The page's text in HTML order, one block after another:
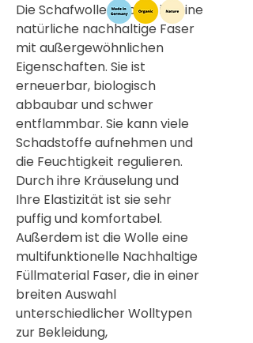
Die Schafwolle (Wolle) ist eine
natürliche nachhaltige Faser
mit außergewöhnlichen
Eigenschaften. Sie ist
erneuerbar, biologisch
abbaubar und schwer
entflammbar. Sie kann viele
Schadstoffe aufnehmen und
die Feuchtigkeit regulieren.
Durch ihre Kräuselung und
Ihre Elastizität ist sie sehr
puffig und komfortabel.
Außerdem ist die Wolle eine
multifunktionelle Nachhaltige
Füllmaterial Faser, die in einer
breiten Auswahl
unterschiedlicher Wolltypen
zur Bekleidung,